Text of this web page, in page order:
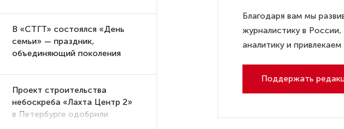
В «СТГТ» состоялся «День
семьи» — праздник,
объединяющий поколения
Проект строительства
небоскреба «Лахта Центр 2»
в Петербурге одобрили
Благодаря вам мы
журналистику в
аналитику и
Поддержать